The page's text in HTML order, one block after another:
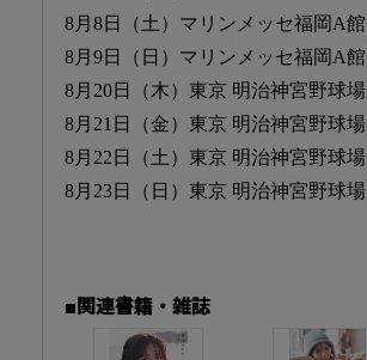
8月8日（土）マリンメッセ福岡A館
8月9日（日）マリンメッセ福岡A館
8月20日（木）東京 明治神宮野球場
8月21日（金）東京 明治神宮野球場
8月22日（土）東京 明治神宮野球場
8月23日（日）東京 明治神宮野球場
■関連書籍・雑誌